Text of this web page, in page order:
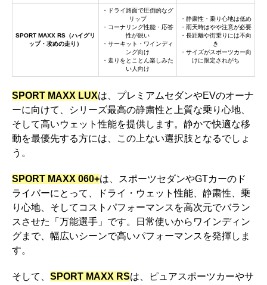
SPORT MAXX RS（ハイグリ
ップ・攻めの走り）
・ドライ路面で圧倒的なグ
リップ
・コーナリング性能・応答
性が鋭い
・サーキット・ワインディ
ング向け
・走りをとことん楽しみた
い人向け
・静粛性・乗り心地は低め
・雨天時はやや注意が必要
・長距離や街乗りには不向
き
・サイズがスポーツカー向
けに限定されがち
SPORT MAXX LUXは、プレミアムセダンやEVのオーナ
ーに向けて、シリーズ最高の静粛性と上質な乗り心地、
そして高いウェット性能を提供します。静かで快適な移
動を最優先する方には、この上ない選択肢となるでしょ
う。
SPORT MAXX 060+は、スポーツセダンやGTカーのド
ライバーにとって、ドライ・ウェット性能、静粛性、乗
り心地、そしてコストパフォーマンスを高次元でバラン
スさせた「万能選手」です。日常使いからワインディン
グまで、幅広いシーンで高いパフォーマンスを発揮しま
す。
そして、 SPORT MAXX RSは、ピュアスポーツカーやサ